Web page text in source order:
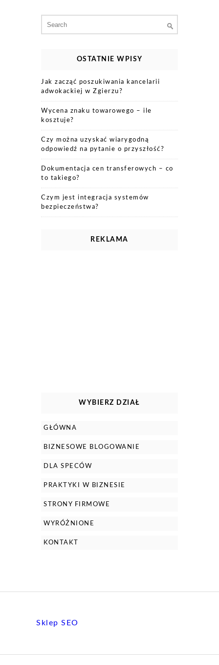
for:
OSTATNIE WPISY
Jak zacząć poszukiwania kancelarii
adwokackiej w Zgierzu?
Wycena znaku towarowego – ile
kosztuje?
Czy można uzyskać wiarygodną
odpowiedź na pytanie o przyszłość?
Dokumentacja cen transferowych – co
to takiego?
Czym jest integracja systemów
bezpieczeństwa?
REKLAMA
WYBIERZ DZIAŁ
GŁÓWNA
BIZNESOWE BLOGOWANIE
DLA SPECÓW
PRAKTYKI W BIZNESIE
STRONY FIRMOWE
WYRÓŻNIONE
KONTAKT
Sklep SEO